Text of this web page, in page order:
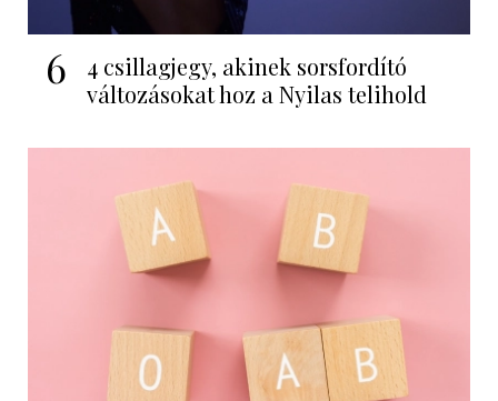
6
4 csillagjegy, akinek sorsfordító
változásokat hoz a Nyilas telihold